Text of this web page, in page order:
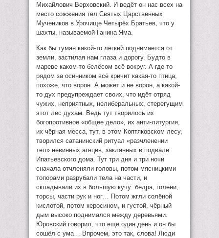
Михайлович Верховский. И ведёт он нас всех на
место сожжения тел Святых Царственных
Мучеников в Урочище Четырёх Братьев, что у
шахты, называемой Ганина Яма.
Как бы туман какой-то лёгкий поднимается от
земли, застилая нам глаза и дорогу. Будто в
мареве каком-то белёсом всё вокруг. А где-то
рядом за осинником всё кричит какая-то птица,
похоже, что ворон. А может и не ворон, а какой-
то дух предупреждает своих, что идёт отряд
чужих, неприятных, нелиберальных, стерегущим
этот лес духам. Ведь тут творилось их
богопротивное «общее дело», их анти-литургия,
их чёрная месса, тут, в этом Коптяковском лесу,
творился сатанинский ритуал «разчленении
тел» невинных агнцев, закланных в подвале
Ипатьевского дома. Тут три дня и три ночи
сначала отчленяли головы, потом мясницкими
топорами разрубали тела на части, и
складывали их в большую кучу: бёдра, голени,
торсы, части рук и ног… Потом жгли солёной
кислотой, потом керосином, и густой, чёрный
дым высоко поднимался между деревьями.
Юровский говорил, что ещё один день и он бы
сошёл с ума… Впрочем, это так, слова! Люди